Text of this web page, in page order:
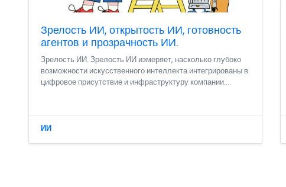
Зрелость ИИ, открытость ИИ, готовность
агентов и прозрачность ИИ.
Зрелость ИИ. Зрелость ИИ измеряет, насколько глубоко
возможности искусственного интеллекта интегрированы в
цифровое присутствие и инфраструктуру компании....
ИИ